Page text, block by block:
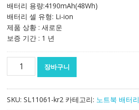
배터리 용량:4190mAh(48Wh)
배터리 셀 유형: Li-ion
제품 상황 : 새로운
보증 기간 : 1 년
터
장바구니
SKU: SL11061-kr2 카테고리: 노트북 배터리